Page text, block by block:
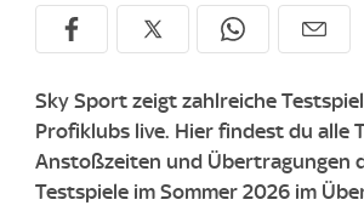
Sky Sport zeigt zahlreiche
Profiklubs live. Hier findest du alle
Anstoßzeiten und Übertragungen
Testspiele im Sommer 2026 im